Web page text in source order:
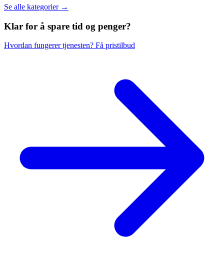
Se alle kategorier →
Klar for å spare tid og penger?
Hvordan fungerer tjenesten? Få pristilbud